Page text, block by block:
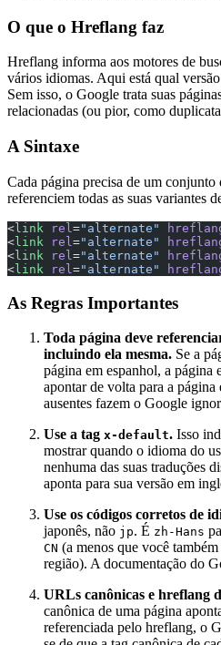
O que o Hreflang faz
Hreflang informa aos motores de
vários idiomas. Aqui está qual
Sem isso, o Google trata suas
relacionadas (ou pior, como
A Sintaxe
Cada página precisa de um conjunto
referenciem todas as suas variantes
< link rel ="alternate"
< link rel ="alternate"
< link rel ="alternate"
< link rel ="alternate"
As Regras Importantes
Toda página deve
incluindo ela mesma. Se a
página em espanhol, a página
apontar de volta para a
ausentes fazem o Google
Use a tag x-default. Isso
mostrar quando o idioma do
nenhuma das suas traduções
aponta para sua versão em
Use os códigos corretos de
japonês, não jp. É zh-Hans
CN (a menos que você
região). A documentação do
URLs canônicas e hreflang
canônica de uma página
referenciada pelo hreflang, o